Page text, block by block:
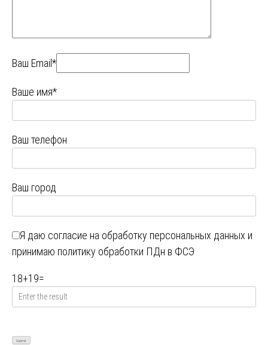
Ваш Email*
Ваше имя*
Ваш телефон
Ваш город
Я даю согласие на обработку персональных данных и
принимаю политику обработки ПДн в ФСЭ
18+19=